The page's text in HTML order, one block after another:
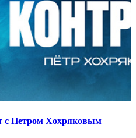
с Петром Хохряковым